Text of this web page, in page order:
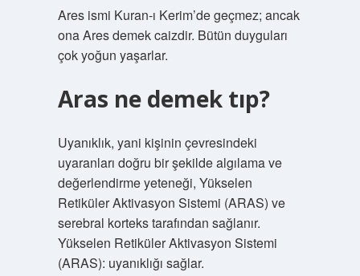
Ares ismi Kuran-ı Kerim’de geçmez; ancak
ona Ares demek caizdir. Bütün duyguları
çok yoğun yaşarlar.
Aras ne demek tıp?
Uyanıklık, yani kişinin çevresindeki
uyaranları doğru bir şekilde algılama ve
değerlendirme yeteneği, Yükselen
Retiküler Aktivasyon Sistemi (ARAS) ve
serebral korteks tarafından sağlanır.
Yükselen Retiküler Aktivasyon Sistemi
(ARAS): uyanıklığı sağlar.